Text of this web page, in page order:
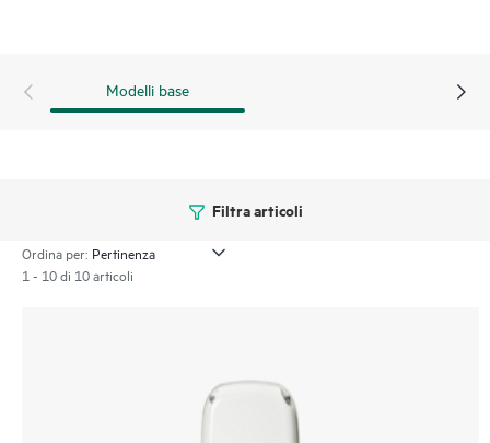
Modelli base
Filtra articoli
Ordina per:
1 - 10 di 10 articoli